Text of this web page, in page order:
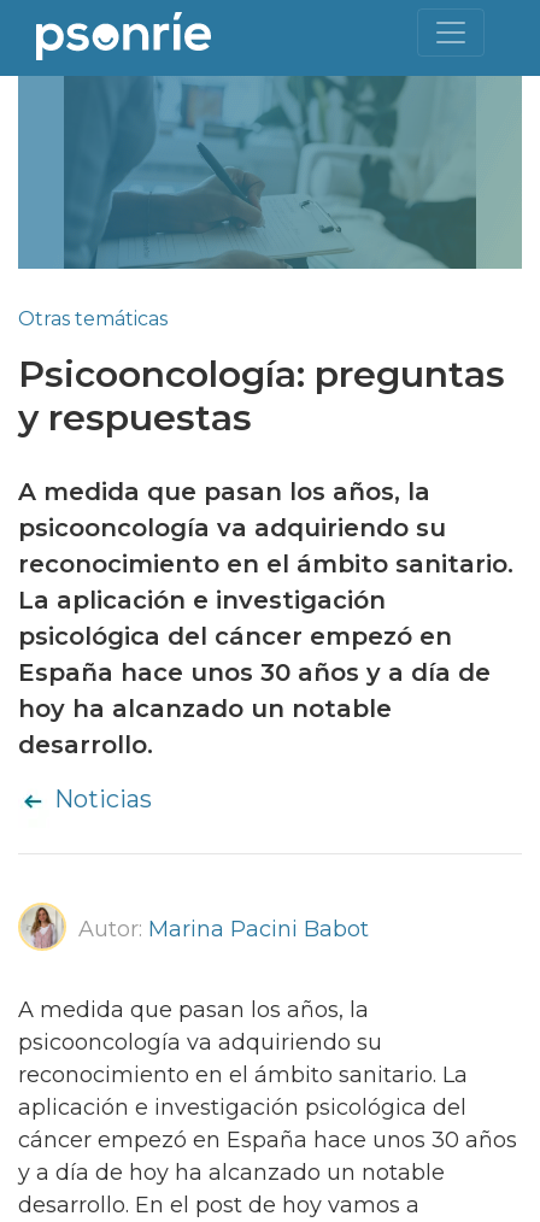
Otras temáticas
Psicooncología: preguntas
y respuestas
A medida que pasan los años, la
psicooncología va adquiriendo su
reconocimiento en el ámbito sanitario.
La aplicación e investigación
psicológica del cáncer empezó en
España hace unos 30 años y a día de
hoy ha alcanzado un notable
desarrollo.
Noticias
Autor: Marina Pacini Babot
A medida que pasan los años, la
psicooncología va adquiriendo su
reconocimiento en el ámbito sanitario. La
aplicación e investigación psicológica del
cáncer empezó en España hace unos 30 años
y a día de hoy ha alcanzado un notable
desarrollo. En el post de hoy vamos a